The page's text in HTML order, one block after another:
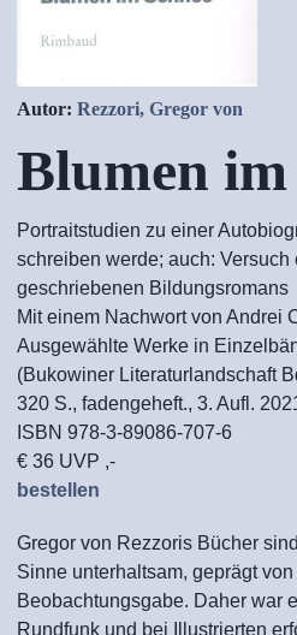
Autor: Rezzori, Gregor von
Blumen im
Portraitstudien zu einer
schreiben werde; auch:
geschriebenen Bildungsromans
Mit einem Nachwort von Andrei
Ausgewählte Werke in
(Bukowiner Literaturlandschaft
320 S., fadengeheft., 3. Aufl.
ISBN 978-3-89086-707-6
€ 36 UVP ,-
bestellen
Gregor von Rezzoris Bücher
Sinne unterhaltsam, geprägt
Beobachtungsgabe. Daher war
Rundfunk und bei Illustrierten